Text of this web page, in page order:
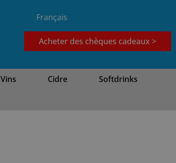
Français
Acheter des chèques cadeaux >
Vins Cidre
Softdrinks